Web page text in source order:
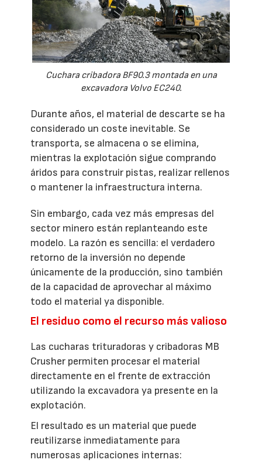
Cuchara cribadora BF90.3 montada en una
excavadora Volvo EC240.
Durante años, el material de descarte se ha
considerado un coste inevitable. Se
transporta, se almacena o se elimina,
mientras la explotación sigue comprando
áridos para construir pistas, realizar rellenos
o mantener la infraestructura interna.
Sin embargo, cada vez más empresas del
sector minero están replanteando este
modelo. La razón es sencilla: el verdadero
retorno de la inversión no depende
únicamente de la producción, sino también
de la capacidad de aprovechar al máximo
todo el material ya disponible.
El residuo como el recurso más valioso
Las cucharas trituradoras y cribadoras MB
Crusher permiten procesar el material
directamente en el frente de extracción
utilizando la excavadora ya presente en la
explotación.
El resultado es un material que puede
reutilizarse inmediatamente para
numerosas aplicaciones internas: